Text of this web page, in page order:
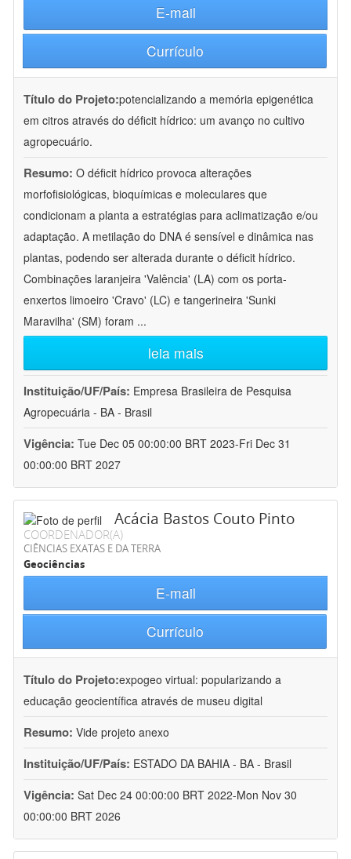
E-mail
Currículo
Título do Projeto:potencializando a memória epigenética
em citros através do déficit hídrico: um avanço no cultivo
agropecuário.
Resumo: O déficit hídrico provoca alterações
morfofisiológicas, bioquímicas e moleculares que
condicionam a planta a estratégias para aclimatização e/ou
adaptação. A metilação do DNA é sensível e dinâmica nas
plantas, podendo ser alterada durante o déficit hídrico.
Combinações laranjeira 'Valência' (LA) com os porta-
enxertos limoeiro 'Cravo' (LC) e tangerineira 'Sunki
Maravilha' (SM) foram ...
leia mais
Instituição/UF/País: Empresa Brasileira de Pesquisa
Agropecuária - BA - Brasil
Vigência: Tue Dec 05 00:00:00 BRT 2023-Fri Dec 31
00:00:00 BRT 2027
Acácia Bastos Couto Pinto
COORDENADOR(A)
CIÊNCIAS EXATAS E DA TERRA
Geociências
E-mail
Currículo
Título do Projeto:expogeo virtual: popularizando a
educação geocientífica através de museu digital
Resumo: Vide projeto anexo
Instituição/UF/País: ESTADO DA BAHIA - BA - Brasil
Vigência: Sat Dec 24 00:00:00 BRT 2022-Mon Nov 30
00:00:00 BRT 2026